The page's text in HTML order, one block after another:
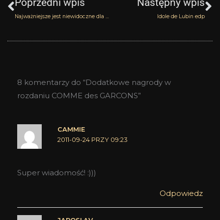
Najważniejsze jest niewidoczne dla oczu Idole de Lubin edp
8 komentarzy do “Dodatkowe nagrody w
rozdaniu COMME des GARCONS”
CAMMIE
2011-09-24 PRZY 09:23
Super wiadomość! :)))
Odpowiedz